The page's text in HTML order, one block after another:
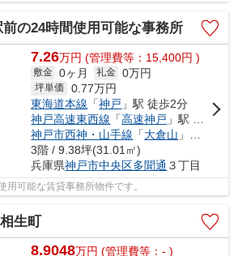
の24時間使用可能な事務所
7.26万円 (管理費等：15,400円 )
敷金 0ヶ月 礼金 0万円
坪単価 0.77万円
東海道本線 「神戸 」駅 徒歩2分
神戸高速東西線 「高速神戸 」駅 徒歩2分
神戸市西神・山手線 「大倉山 」駅 徒歩9分
3階 / 9.38坪(31.01㎡)
兵庫県神戸市中央区多聞通 ３丁目
用可能な賃貸事務所物件です。
生町
8.9048万円 (管理費等：- )